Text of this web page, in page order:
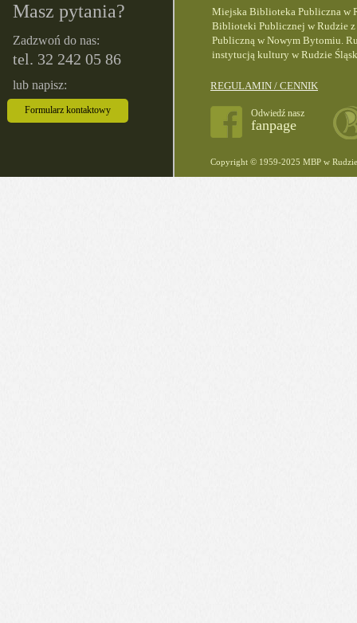
Masz pytania?
Zadzwoń do nas:
tel. 32 242 05 86
lub napisz:
Formularz kontaktowy
Miejska Biblioteka Publiczna w
Biblioteki Publicznej w Rudzie
Publiczną w Nowym Bytomiu.
instytucją kultury w Rudzie
REGULAMIN / CENNIK
Odwiedź nasz
fanpage
Copyright © 1959-2025 MBP w